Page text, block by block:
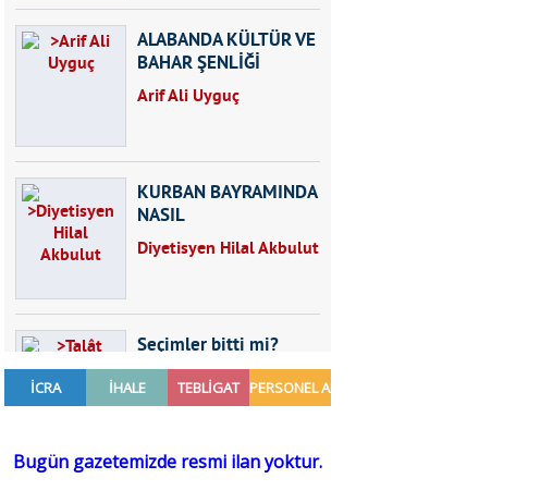
ALABANDA KÜLTÜR VE
BAHAR ŞENLİĞİ
Arif Ali Uyguç
KURBAN BAYRAMINDA
NASIL
BESLENMELİYİZ?
Diyetisyen Hilal Akbulut
Seçimler bitti mi?
Talât Yörük